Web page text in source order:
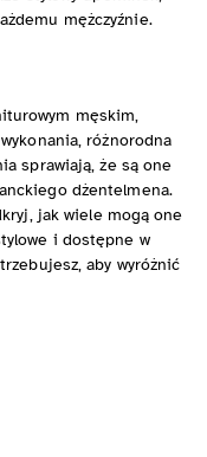
mężczyźnie.
męskim,
różnorodna
sprawiają, że są one
dżentelmena.
jak wiele mogą one
i dostępne w
aby wyróżnić